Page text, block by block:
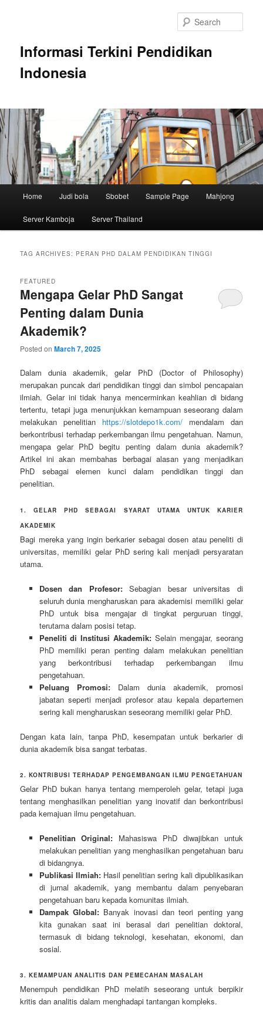
Informasi Terkini Pendidikan
Indonesia
Home Judi bola Sbobet Sample Page Mahjong
Server Kamboja Server Thailand
TAG ARCHIVES: PERAN PHD DALAM PENDIDIKAN TINGGI
Mengapa Gelar PhD Sangat
Penting dalam Dunia
Akademik?
FEATURED
Posted onMarch 7, 2025
Dalam dunia akademik, gelar PhD (Doctor of Philosophy)
merupakan puncak dari pendidikan tinggi dan simbol pencapaian
ilmiah. Gelar ini tidak hanya mencerminkan keahlian di bidang
tertentu, tetapi juga menunjukkan kemampuan seseorang dalam
melakukan penelitian https://slotdepo1k.com/ mendalam dan
berkontribusi terhadap perkembangan ilmu pengetahuan. Namun,
mengapa gelar PhD begitu penting dalam dunia akademik?
Artikel ini akan membahas berbagai alasan yang menjadikan
PhD sebagai elemen kunci dalam pendidikan tinggi dan
penelitian.
1. GELAR PHD SEBAGAI SYARAT UTAMA UNTUK KARIER
AKADEMIK
Bagi mereka yang ingin berkarier sebagai dosen atau peneliti di
universitas, memiliki gelar PhD sering kali menjadi persyaratan
utama.
Dosen dan Profesor:Sebagian besar universitas di
seluruh dunia mengharuskan para akademisi memiliki gelar
PhD untuk bisa mengajar di tingkat perguruan tinggi,
terutama dalam posisi tetap.
Peneliti di Institusi Akademik: Selain mengajar, seorang
PhD memiliki peran penting dalam melakukan penelitian
yang berkontribusi terhadap perkembangan ilmu
pengetahuan.
Peluang Promosi:Dalam dunia akademik, promosi
jabatan seperti menjadi profesor atau kepala departemen
sering kali mengharuskan seseorang memiliki gelar PhD.
Dengan kata lain, tanpa PhD, kesempatan untuk berkarier di
dunia akademik bisa sangat terbatas.
2. KONTRIBUSI TERHADAP PENGEMBANGAN ILMU PENGETAHUAN
Gelar PhD bukan hanya tentang memperoleh gelar, tetapi juga
tentang menghasilkan penelitian yang inovatif dan berkontribusi
pada kemajuan ilmu pengetahuan.
Penelitian Original: Mahasiswa PhD diwajibkan untuk
melakukan penelitian yang menghasilkan pengetahuan baru
di bidangnya.
Publikasi Ilmiah:Hasil penelitian sering kali dipublikasikan
di jurnal akademik, yang membantu dalam penyebaran
pengetahuan baru kepada komunitas ilmiah.
Dampak Global:Banyak inovasi dan teori penting yang
kita gunakan saat ini berasal dari penelitian doktoral,
termasuk di bidang teknologi, kesehatan, ekonomi, dan
sosial.
3. KEMAMPUAN ANALITIS DAN PEMECAHAN MASALAH
Menempuh pendidikan PhD melatih seseorang untuk berpikir
kritis dan analitis dalam menghadapi tantangan kompleks.